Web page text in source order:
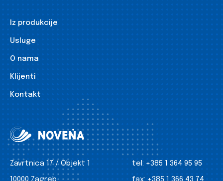
Iz produkcije
Usluge
O nama
Klijenti
Kontakt
Zavrtnica 17 / Objekt 1
tel: +385 1 364 95 95